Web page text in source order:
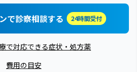
で診察相談する 24時間受付
で対応できる症状・処方薬
費用の目安